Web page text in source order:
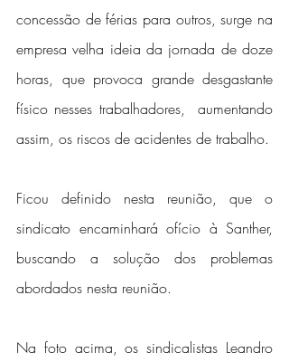
concessão de férias para outros, surge na
empresa velha ideia da jornada de doze
horas, que provoca grande desgastante
físico nesses trabalhadores,  aumentando
assim, os riscos de acidentes de trabalho.
Ficou definido nesta reunião, que o
sindicato encaminhará ofício à Santher,
buscando a solução dos problemas
abordados nesta reunião.
Na foto acima, os sindicalistas Leandro